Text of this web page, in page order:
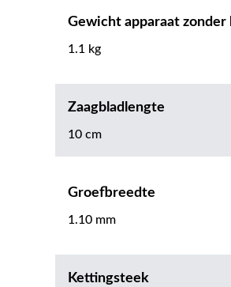
Gewicht apparaat
1.1 kg
Zaagbladlengte
10 cm
Groefbreedte
1.10 mm
Kettingsteek